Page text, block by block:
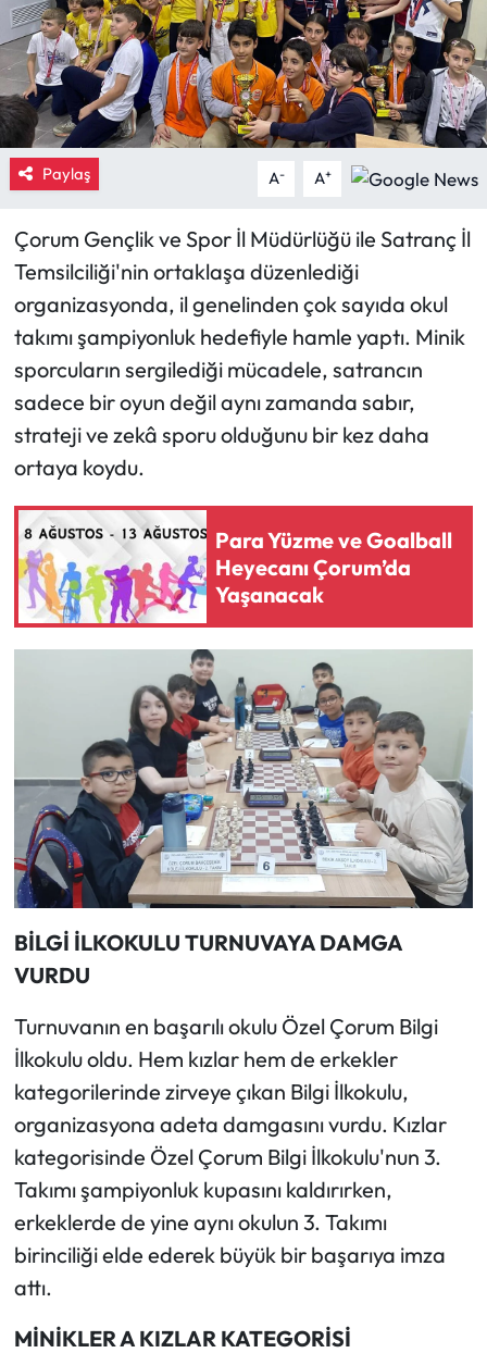
Paylaş A- A+
Çorum Gençlik ve Spor İl Müdürlüğü ile Satranç İl
Temsilciliği'nin ortaklaşa düzenlediği
organizasyonda, il genelinden çok sayıda okul
takımı şampiyonluk hedefiyle hamle yaptı. Minik
sporcuların sergilediği mücadele, satrancın
sadece bir oyun değil aynı zamanda sabır,
strateji ve zekâ sporu olduğunu bir kez daha
ortaya koydu.
Para Yüzme ve Goalball
Heyecanı Çorum’da
Yaşanacak
BİLGİ İLKOKULU TURNUVAYA DAMGA
VURDU
Turnuvanın en başarılı okulu Özel Çorum Bilgi
İlkokulu oldu. Hem kızlar hem de erkekler
kategorilerinde zirveye çıkan Bilgi İlkokulu,
organizasyona adeta damgasını vurdu. Kızlar
kategorisinde Özel Çorum Bilgi İlkokulu'nun 3.
Takımı şampiyonluk kupasını kaldırırken,
erkeklerde de yine aynı okulun 3. Takımı
birinciliği elde ederek büyük bir başarıya imza
attı.
MİNİKLER A KIZLAR KATEGORİSİ
İskilip Haberleri
Kargı Haberleri
Kimdir?
Kültür Sanat
Laçin Haberleri
Magazin
Mecitözü Haberleri
Oğuzlar Haberleri
Ortaköy Haberleri
Osmancık Haberleri
Otomotiv
Resmi Reklam
Sağlık
Siyaset
Spor
Sungurlu Haberleri
Turizm
Uğurludağ Haberleri
Yaşam
Yayla Haber
Yemek Tarifleri
Yerel Haberler